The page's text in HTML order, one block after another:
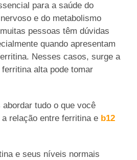
para a saúde do
e do metabolismo
pessoas têm dúvidas
quando apresentam
Nesses casos, surge a
alta pode tomar
tudo o que você
relação entre ferritina e b12
e seus níveis normais